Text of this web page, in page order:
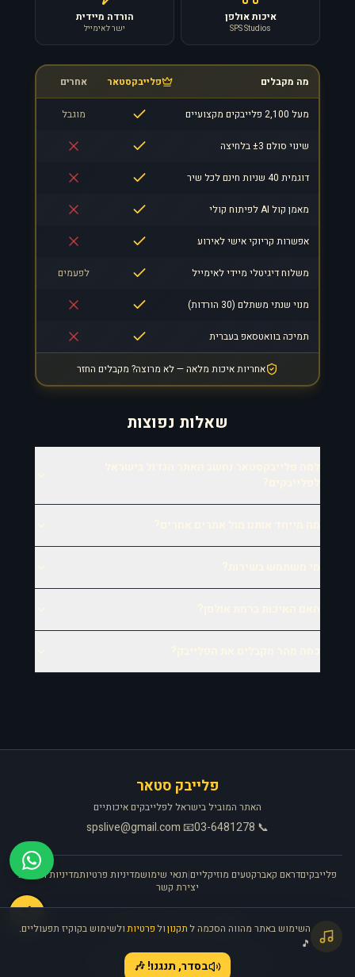
איכות אולפן
SPS Studios
הורדה מיידית
ישר לאימייל
מה מקבלים פלייבקסטאר אחרים
מעל 2,100 פלייבקים מקצועיים מוגבל
שינוי סולם ±3 בלחיצה
דוגמית 40 שניות חינם לכל שיר
מאמן קול AI לפיתוח קולי
אפשרות קריוקי אישי לאירוע
משלוח דיגיטלי מיידי לאימייל לפעמים
מנוי שנתי משתלם (30 הורדות)
תמיכה בוואטסאפ בעברית
אחריות איכות מלאה — לא מרוצה? מקבלים החזר
שאלות נפוצות
פלייבק סטאר
האתר המוביל בישראל לפלייבקים איכותיים
📞 03-6481278
📧 spslive@gmail.com
פלייבקיםדראם קאברקטעים מוזיקליים|תנאי שימושמדיניות פרטיותמדיניות החזרות
יצירת קשר
🎧האתר פועל ברישיון אקו״ם
2026 פלייבק סטאר. כל הזכויות שמורות.
השימוש באתר מהווה הסכמה ל תקנוןול פרטיותולשימוש בקוקיז תפעוליים.
🎵
בסדר, תנגנו! 🎶